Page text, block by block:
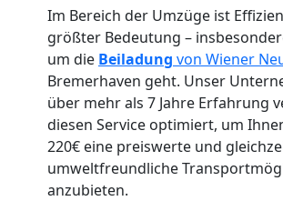
Im Bereich der Umzüge ist
größter Bedeutung –
um die Beiladung von Wiener
Bremerhaven geht. Unser
über mehr als 7 Jahre Erfahrung
diesen Service optimiert, um
220€ eine preiswerte und
umweltfreundliche
anzubieten.
Umzugshelfer
Wiener